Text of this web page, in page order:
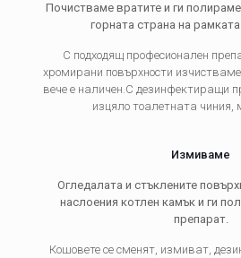
Почистваме вратите и ги
горната страна на
С подходящ професионален
хромирани повърхности
вече е наличен.С дезинфектиращи
изцяло тоалетната чиния,
Измиваме
Огледалата и стъклените
наслоения котлен камък и ги
препарат.
Кошовете се сменят, измиват,